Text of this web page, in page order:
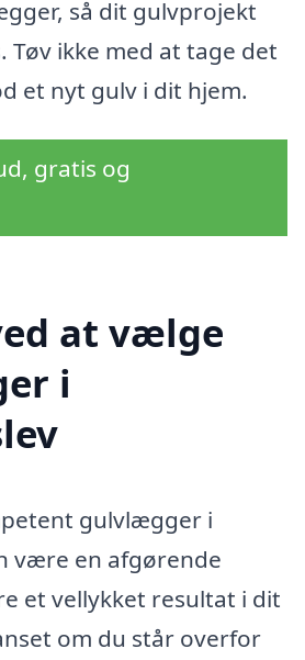
så dit gulvprojekt
Tøv ikke med at tage det
et nyt gulv i dit hjem.
gratis og
at vælge
i
gulvlægger i
være en afgørende
et vellykket resultat i dit
om du står overfor